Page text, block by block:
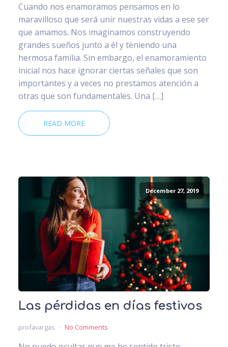
Cuando nos enamoramos pensamos en lo
maravilloso que será unir nuestras vidas a ese ser
que amamos. Nos imaginamos construyendo
grandes sueños junto a él y teniendo una
hermosa familia. Sin embargo, el enamoramiento
inicial nos hace ignorar ciertas señales que son
importantes y a veces no prestamos atención a
otras que son fundamentales. Una […]
READ MORE
December 27, 2019
Las pérdidas en días festivos
profavargas No Comments